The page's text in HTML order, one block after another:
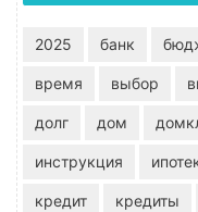
2025 банк
время выбор
долг дом
инструкция
кредит кредиты